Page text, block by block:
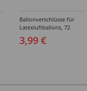
Ballonverschlüsse für
Latexluftballons, 72
Stück
3,99 €